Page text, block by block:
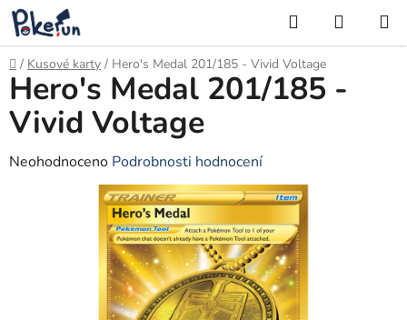
Přejít
na
obsah
Hledat
KOŠÍK
Domů
/ Kusové karty / Hero's Medal 201/185 - Vivid Voltage
Hero's Medal 201/185 -
Vivid Voltage
Průměrné
Neohodnoceno Podrobnosti hodnocení